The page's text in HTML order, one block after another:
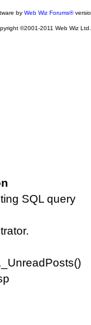
byWeb Wiz Forums®
©2001-2011 Web Wiz Ltd.
SQL query